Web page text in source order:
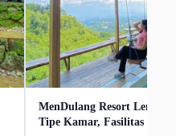
MenDulang Resort
Tipe Kamar, Fasilitas Dan